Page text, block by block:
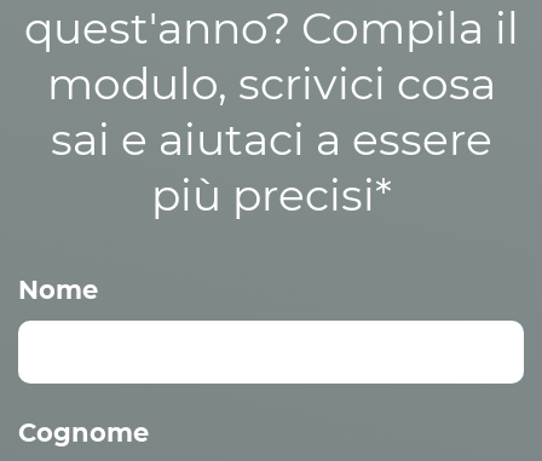
quest'anno? Compila il
modulo, scrivici cosa
sai e aiutaci a essere
più precisi*
Nome
Cognome